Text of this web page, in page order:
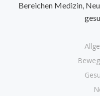
Bereichen Medizin,